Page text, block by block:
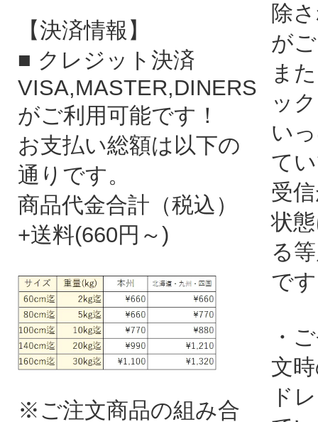
【決済情報】
■ クレジット決済
VISA,MASTER,DINERS
がご利用可能です！
お支払い総額は以下の
通りです。
商品代金合計（税込）
+送料(660円～)
※ご注文商品の組み合
除
が
ま
ッ
い
て
受
状
る
で
・
文
ド